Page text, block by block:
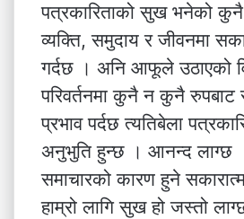
पत्रकारिताको सुख भनेको
व्यक्ति, समुदाय र जीवनमा
गर्दछ । अनि आफूले उठाएको
परिवर्तनमा कुनै न कुनै रुपबाट
प्रभाव पर्दछ त्यतिबेला
अनुभुति हुन्छ । आनन्द
समाचारको कारण हुने
हाम्रो लागि सुख हो जस्तो